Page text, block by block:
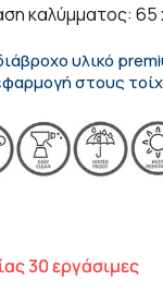
καλύμματος: 65
υλικό
στους
30 εργάσιμες